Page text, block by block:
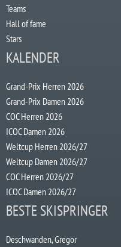
Teams
Hall of fame
Stars
KALENDER
Grand-Prix Herren 2026
Grand-Prix Damen 2026
COC Herren 2026
ICOC Damen 2026
Weltcup Herren 2026/27
Weltcup Damen 2026/27
COC Herren 2026/27
ICOC Damen 2026/27
BESTE SKISPRINGER
Deschwanden, Gregor